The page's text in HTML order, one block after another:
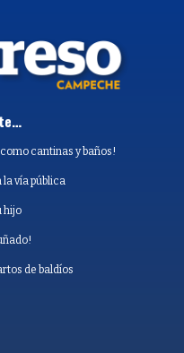
cantinas y baños!
vía pública
hijo
de baldíos